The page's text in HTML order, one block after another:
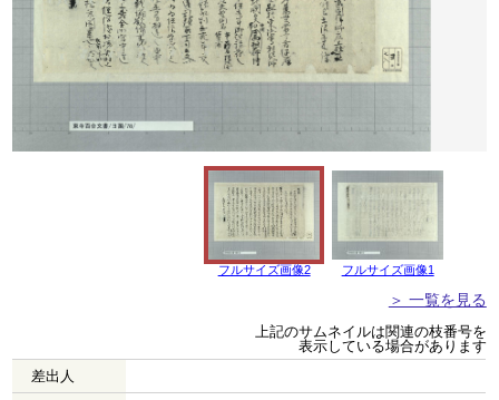
フルサイズ画像2 フルサイズ画像1
＞ 一覧を見る
上記のサムネイルは関連の枝番号を
表示している場合があります
差出人